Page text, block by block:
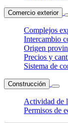
Comercio exterior
Complejos
Intercambio
Origen
Precios y
Sistema de
Construcción
Actividad de
Permisos de